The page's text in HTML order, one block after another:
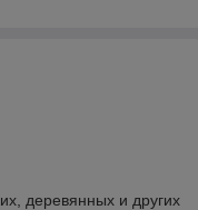
деревянных и других